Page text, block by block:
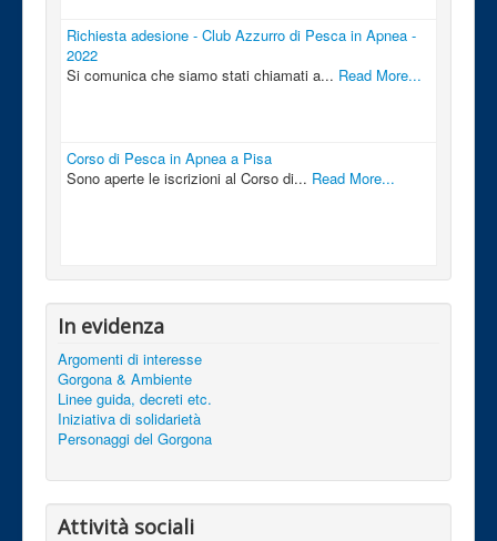
Richiesta adesione - Club Azzurro di Pesca in Apnea -
2022
Si comunica che siamo stati chiamati a... Read More...
Corso di Pesca in Apnea a Pisa
Sono aperte le iscrizioni al Corso di... Read More...
In evidenza
Argomenti di interesse
Gorgona & Ambiente
Linee guida, decreti etc.
Iniziativa di solidarietà
Personaggi del Gorgona
Attività sociali